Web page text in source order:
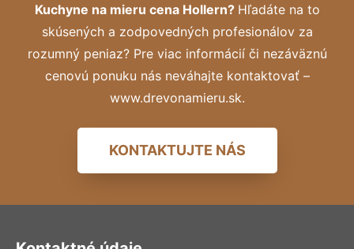
Kuchyne na mieru cena Hollern? Hľadáte na to
skúsených a zodpovedných profesionálov za
rozumný peniaz? Pre viac informácií či nezáväznú
cenovú ponuku nás neváhajte kontaktovať –
www.drevonamieru.sk.
KONTAKTUJTE NÁS